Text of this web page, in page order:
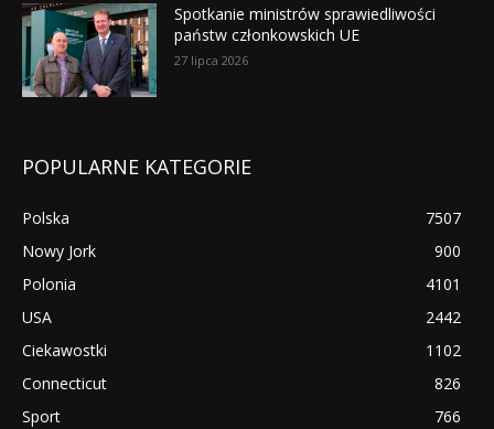
Spotkanie ministrów sprawiedliwości
państw członkowskich UE
27 lipca 2026
POPULARNE KATEGORIE
Polska
7507
Nowy Jork
900
Polonia
4101
USA
2442
Ciekawostki
1102
Connecticut
826
Sport
766